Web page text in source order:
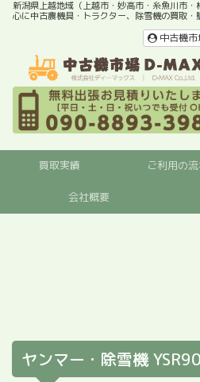
新潟県上越地域（上越市・妙高市・糸魚川市
心に中古農機具・トラクター、除雪機の買取・
中古機
買取実績 ご利用の
会社概要
ヤンマー・除雪機